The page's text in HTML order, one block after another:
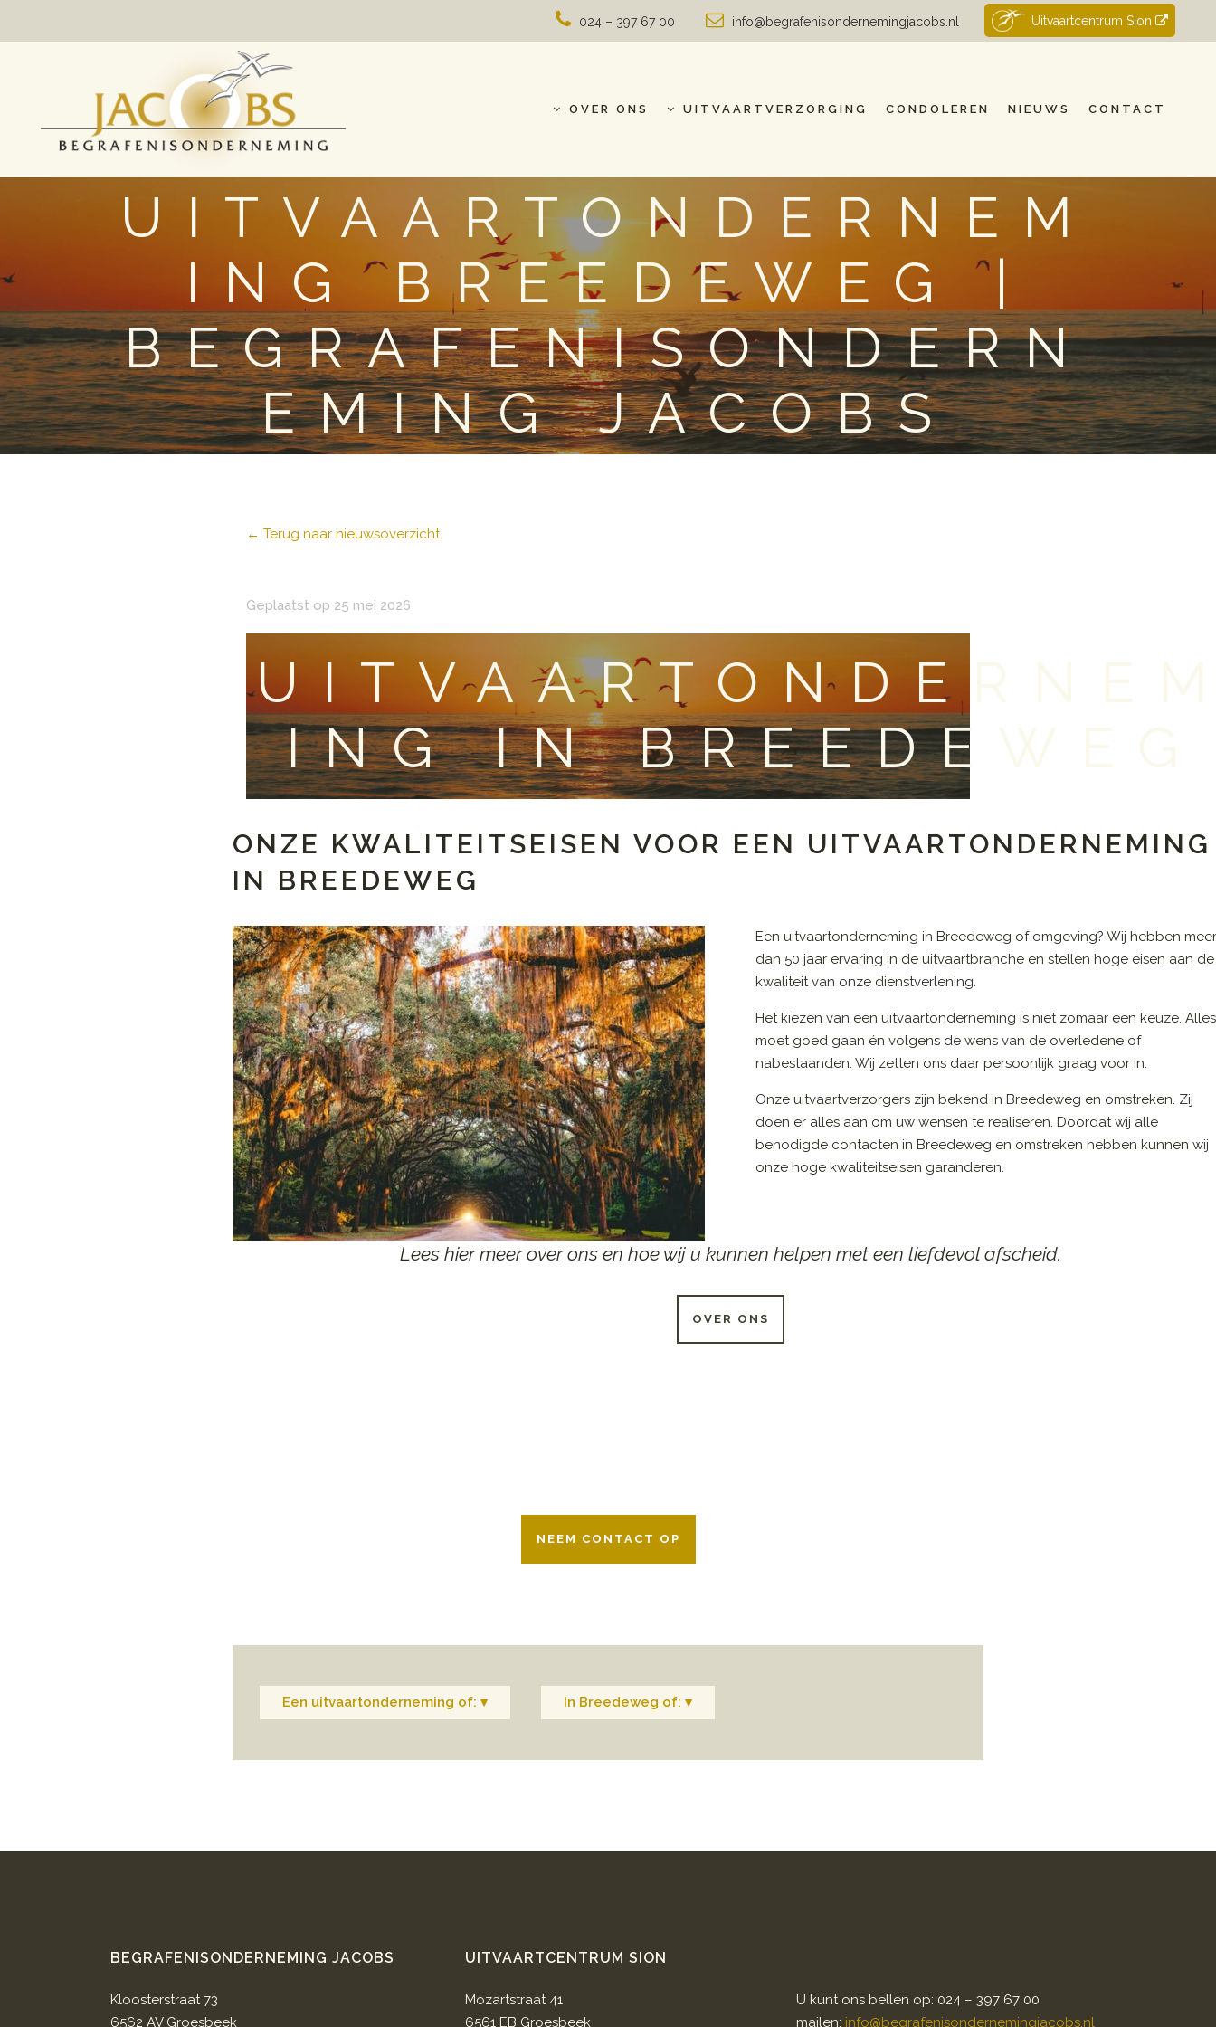
024 – 397 67 00 info@begrafenisondernemingjacobs.nl Uitvaartcentrum Sion
OVER ONS UITVAARTVERZORGING CONDOLEREN NIEUWS CONTACT
UITVAARTONDERNEM
ING BREEDEWEG |
BEGRAFENISONDERN
EMING JACOBS
← Terug naar nieuwsoverzicht
Geplaatst op 25 mei 2026
ING IN BREEDEWEG
ONZE KWALITEITSEISEN VOOR EEN UITVAARTONDERNEMING
IN BREEDEWEG
Een uitvaartonderneming in Breedeweg of omgeving? Wij hebben
dan 50 jaar ervaring in de uitvaartbranche en stellen hoge eisen aan de
kwaliteit van onze dienstverlening.
Het kiezen van een uitvaartonderneming is niet zomaar een keuze. Alles
moet goed gaan én volgens de wens van de overledene of
nabestaanden. Wij zetten ons daar persoonlijk graag voor in.
Onze uitvaartverzorgers zijn bekend in Breedeweg en omstreken. Zij
doen er alles aan om uw wensen te realiseren. Doordat wij alle
benodigde contacten in Breedeweg en omstreken hebben kunnen wij
onze hoge kwaliteitseisen garanderen.
Lees hier meer over ons en hoe wij u kunnen helpen met een liefdevol afscheid.
OVER ONS
NEEM CONTACT OP
Een uitvaartonderneming of: ▾ In Breedeweg of: ▾
BEGRAFENISONDERNEMING JACOBS
Kloosterstraat 73
6562 AV Groesbeek
UITVAARTCENTRUM SION
Mozartstraat 41
6561 EB Groesbeek
U kunt ons bellen op: 024 – 397 67 00
mailen: info@begrafenisondernemingjacobs.nl